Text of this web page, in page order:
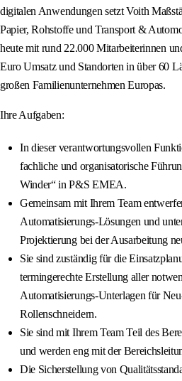
digitalen Anwendungen setzt Voith
Papier, Rohstoffe und Transport &
heute mit rund 22.000 Mitarbeiterinnen
Euro Umsatz und Standorten in über 60
großen Familienunternehmen Europas.
Ihre Aufgaben:
In dieser verantwortungsvollen
fachliche und organisatorische
Winder“ in P&S EMEA.
Gemeinsam mit Ihrem Team
Automatisierungs‑Lösungen und
Projektierung bei der Ausarbeitung
Sie sind zuständig für die
termingerechte Erstellung aller
Automatisierungs‑Unterlagen für
Rollenschneidern.
Sie sind mit Ihrem Team Teil des
und werden eng mit der
Die Sicherstellung von